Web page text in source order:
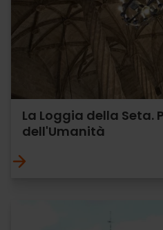
La Loggia della Seta.
dell'Umanità